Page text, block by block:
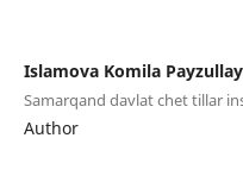
Islamova Komila
Samarqand davlat chet tillar
Author